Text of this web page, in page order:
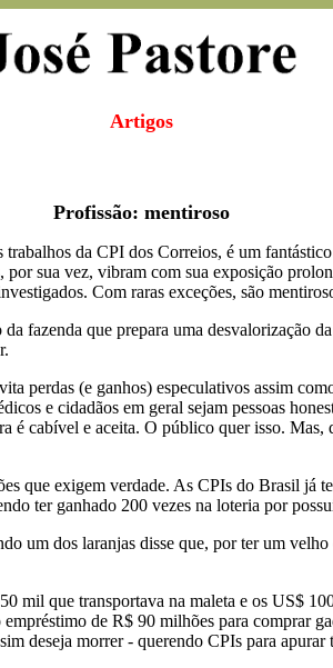
Artigos
Profissão: mentiroso
da CPI dos Correios, é um
sua vez, vibram com sua exposição
Com raras exceções, são
fazenda que prepara uma desvalorização
perdas (e ganhos) especulativos assim
e cidadãos em geral sejam pessoas
é cabível e aceita. O público quer isso.
que exigem verdade. As CPIs do Brasil já
ter ganhado 200 vezes na loteria por
um dos laranjas disse que, por ter um
mil que transportava na maleta e os US$
de R$ 90 milhões para comprar
deseja morrer - querendo CPIs para apurar